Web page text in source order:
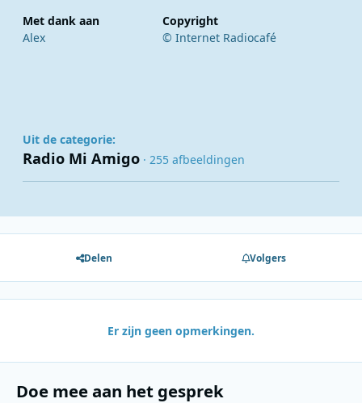
Met dank aan
Alex
Copyright
© Internet Radiocafé
Uit de categorie:
Radio Mi Amigo · 255 afbeeldingen
Delen Volgers
Er zijn geen opmerkingen.
Doe mee aan het gesprek